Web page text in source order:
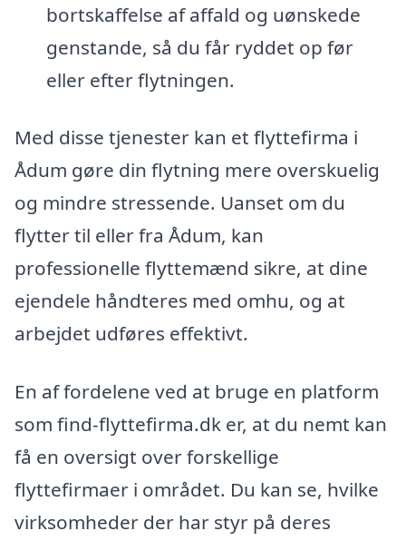
bortskaffelse af affald og uønskede
genstande, så du får ryddet op før
eller efter flytningen.
Med disse tjenester kan et flyttefirma i
Ådum gøre din flytning mere overskuelig
og mindre stressende. Uanset om du
flytter til eller fra Ådum, kan
professionelle flyttemænd sikre, at dine
ejendele håndteres med omhu, og at
arbejdet udføres effektivt.
En af fordelene ved at bruge en platform
som find-flyttefirma.dk er, at du nemt kan
få en oversigt over forskellige
flyttefirmaer i området. Du kan se, hvilke
virksomheder der har styr på deres